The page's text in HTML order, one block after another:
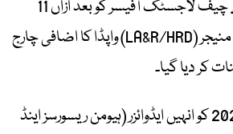
لیے تعینات کیے گئے چیف لاجسٹک آفیسر کو بعد ازاں 11
اکتوبر 2022 کو جنرل منیجر (LA&R/HRD) واپڈا کا اضافی چارج
کر دیا گیا۔
بعد میں 31 جنوری 2025 کو انہیں ایڈوائزر (ہیومن ریسورسز اینڈ